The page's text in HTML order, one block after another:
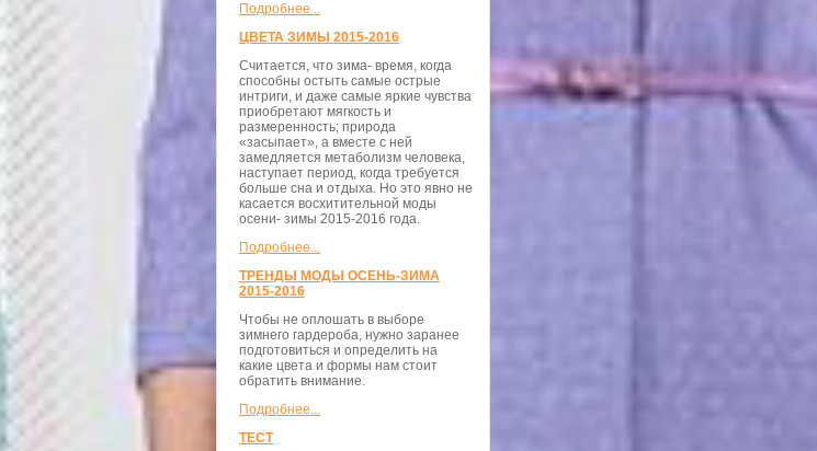
Подробнее...
ЦВЕТА ЗИМЫ 2015-2016
Считается, что зима- время, когда
способны остыть самые острые
интриги, и даже самые яркие чувства
приобретают мягкость и
размеренность; природа
«засыпает», а вместе с ней
замедляется метаболизм человека,
наступает период, когда требуется
больше сна и отдыха. Но это явно не
касается восхитительной моды
осени- зимы 2015-2016 года.
Подробнее...
ТРЕНДЫ МОДЫ ОСЕНЬ-ЗИМА
2015-2016
Чтобы не оплошать в выборе
зимнего гардероба, нужно заранее
подготовиться и определить на
какие цвета и формы нам стоит
обратить внимание.
Подробнее...
ТЕСТ